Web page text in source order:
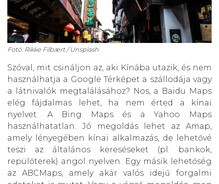
Fotó: Rikke Filbært / Unsplash
Szóval, mit csináljon az, aki Kínába utazik, és nem
használhatja a Google Térképet a szállodája vagy
a látnivalók megtalálásához? Nos, a Baidu Maps
elég fájdalmas lehet, ha nem érted a kínai
nyelvet. A Bing Maps és a Yahoo Maps
használhatatlan. Jó megoldás lehet az Amap,
amely lényegében kínai alkalmazás, de lehetővé
teszi az általános kereséseket (pl. bankok,
repülőterek) angol nyelven. Egy másik lehetőség
az ABCMaps, amely akár valós idejű forgalmi